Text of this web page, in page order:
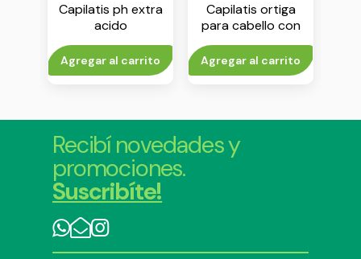
Capilatis ph extra
acido
acondicionador x
170 ml
Agregar al carrito
Capilatis ortiga
para cabello con
caspa shampoo x
410 ml
Agregar al carrito
Recibí novedades y
promociones.
Suscribíte!